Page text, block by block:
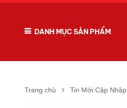
DANH MỤC SẢN PHẨM
Trang chủ Tin Mới Cập Nhập